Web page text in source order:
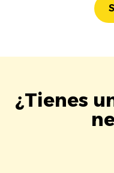
¿Tienes